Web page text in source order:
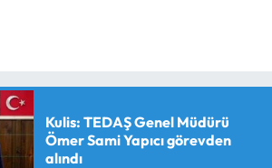
Kulis: TEDAŞ Genel Müdürü
Ömer Sami Yapıcı görevden
alındı